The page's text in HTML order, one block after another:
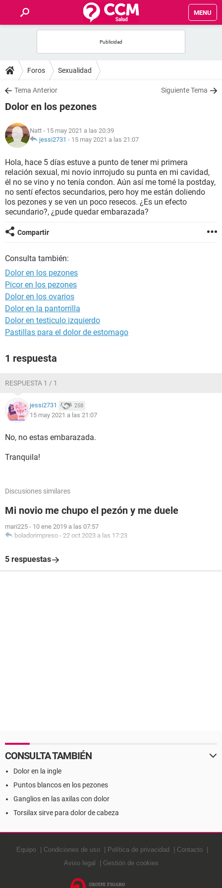
MENU
FOROS
SALUD
NUTRICIÓN
BIENESTAR
SEXUALIDAD
GLOSARIO
Foros Sexualidad
Tema Anterior Siguiente Tema
Dolor en los pezones
Natt - 15 may 2021 a las 20:39
jessi2731 - 15 may 2021 a las 21:07
Hola, hace 5 días estuve a punto de tener mi primera
relación sexual, mi novio inrrojudo su punta en mi cavidad,
él no se vino y no tenía condon. Aún así me tomé la postday,
no sentí efectos secundarios, pero hoy me están doliendo
los pezones y se ven un poco resecos. ¿Es un efecto
secundario?, ¿pude quedar embarazada?
Compartir
Consulta también:
Dolor en los pezones
Picor en los pezones
Dolor en los ovarios
Dolor en la pantorrilla
Dolor en testiculo izquierdo
Pastillas para el dolor de estomago
1 respuesta
RESPUESTA 1 / 1
jessi2731 258
15 may 2021 a las 21:07
No, no estas embarazada.
Tranquila!
Discusiones similares
Mi novio me chupo el pezón y me duele
mari225 - 10 ene 2019 a las 07:57
boladorimpreso - 22 oct 2023 a las 17:23
5 respuestas
CONSULTA TAMBIÉN
Dolor en la ingle
Puntos blancos en los pezones
Ganglios en las axilas con dolor
Torsilax sirve para dolor de cabeza
Equipo Condiciones de uso Política de privacidad
Contacto
Aviso legal
Gestión de cookies